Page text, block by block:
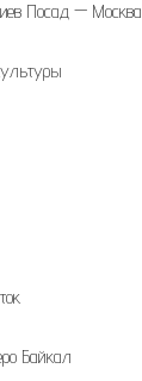
Посад — Москва
Байкал